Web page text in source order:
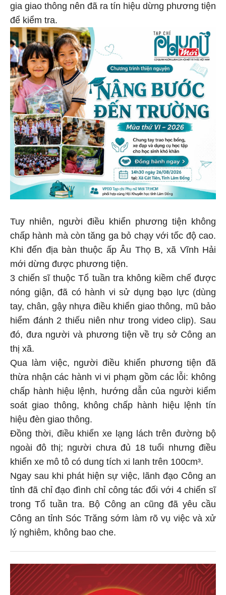
gia giao thông nên đã ra tín hiệu dừng phương tiện
để kiểm tra.
Tuy nhiên, người điều khiển phương tiện không
chấp hành mà còn tăng ga bỏ chạy với tốc độ cao.
Khi đến địa bàn thuộc ấp Âu Thọ B, xã Vĩnh Hải
mới dừng được phương tiện.
3 chiến sĩ thuộc Tổ tuần tra không kiềm chế được
nóng giận, đã có hành vi sử dụng bạo lực (dùng
tay, chân, gậy nhựa điều khiển giao thông, mũ bảo
hiểm đánh 2 thiếu niên như trong video clip). Sau
đó, đưa người và phương tiện về trụ sở Công an
thị xã.
Qua làm việc, người điều khiển phương tiện đã
thừa nhận các hành vi vi phạm gồm các lỗi: không
chấp hành hiệu lệnh, hướng dẫn của người kiểm
soát giao thông, không chấp hành hiệu lệnh tín
hiệu đèn giao thông.
Đồng thời, điều khiển xe lạng lách trên đường bộ
ngoài đô thị; người chưa đủ 18 tuổi nhưng điều
khiển xe mô tô có dung tích xi lanh trên 100cm³.
Ngay sau khi phát hiện sự việc, lãnh đạo Công an
tỉnh đã chỉ đạo đình chỉ công tác đối với 4 chiến sĩ
trong Tổ tuần tra. Bộ Công an cũng đã yêu cầu
Công an tỉnh Sóc Trăng sớm làm rõ vụ việc và xử
lý nghiêm, không bao che.